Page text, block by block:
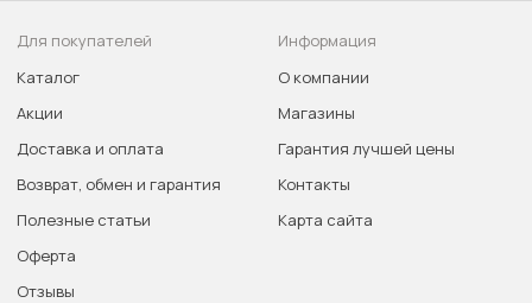
Для покупателей
Каталог
Акции
Доставка и оплата
Возврат, обмен и гарантия
Полезные статьи
Оферта
Отзывы
Информация
О компании
Магазины
Гарантия лучшей цены
Контакты
Карта сайта